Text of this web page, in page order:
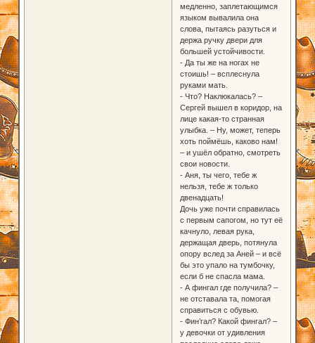
медленно, заплетающимся
языком вывалила она
слова, пытаясь разуться и
держа ручку двери для
большей устойчивости.
- Да ты же на ногах не
стоишь! – всплеснула
руками мать.
- Что? Наклюкалась? –
Сергей вышел в коридор, на
лице какая-то странная
улыбка. – Ну, может, теперь
хоть поймёшь, каково нам!
– и ушёл обратно, смотреть
свои новости.
- Аня, ты чего, тебе ж
нельзя, тебе ж только
двенадцать!
Дочь уже почти справилась
с первым сапогом, но тут её
качнуло, левая рука,
держащая дверь, потянула
опору вслед за Аней – и всё
бы это упало на тумбочку,
если б не спасла мама.
- А фингал где получила? –
не отставала та, помогая
справиться с обувью.
- Фин’гал? Какой фингал? –
у девочки от удивления